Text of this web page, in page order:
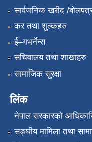
सार्वजनिक खरीद /
कर तथा शुल्कहरु
ई–गभर्नेन्स
सचिवालय तथा शाखाहरु
सामाजिक सुरक्षा
लिंक
नेपाल सरकारको
सङ्‍घीय मामिला तथा